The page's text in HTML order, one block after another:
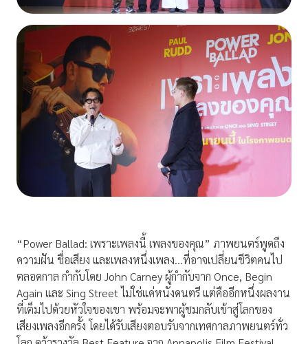
“Power Ballad: เพราะเพลงนี้ เพลงของคุณ” ภาพยนตร์พูดถึง
ความฝัน ชื่อเสียง และเพลงหนึ่งเพลง…ที่อาจเปลี่ยนชีวิตคนไป
ตลอดกาล กำกับโดย John Carney ผู้กำกับจาก Once, Begin
Again และ Sing Street ไม่ใช่แค่หนังดนตรี แต่คืออีกหนึ่งผลงาน
ที่เต็มไปด้วยหัวใจของเขา พร้อมจะพาผู้ชมกลับเข้าสู่โลกของ
เสียงเพลงอีกครั้ง โดยได้รับเสียงตอบรับจากเทศกาลภาพยนตร์ทั่ว